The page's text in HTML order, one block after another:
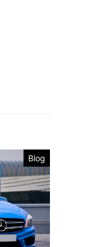
Blog